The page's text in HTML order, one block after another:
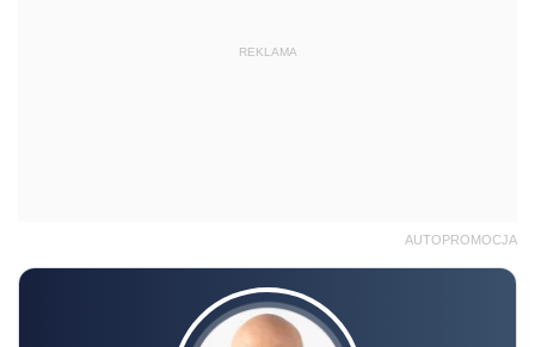
REKLAMA
AUTOPROMOCJA